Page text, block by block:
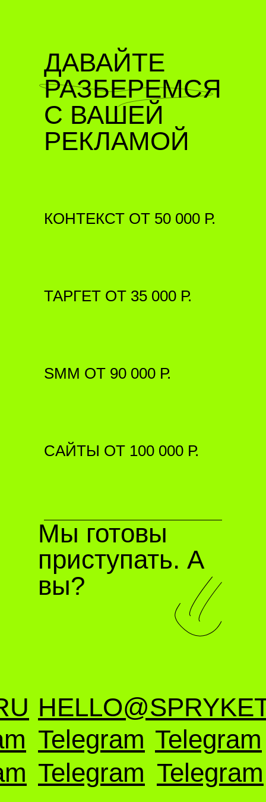
ДАВАЙТЕ
РАЗБЕРЕМСЯ
С ВАШЕЙ
РЕКЛАМОЙ
КОНТЕКСТ ОТ 50 000 Р.
ТАРГЕТ ОТ 35 000 Р.
SMM ОТ 90 000 Р.
CАЙТЫ ОТ 100 000 Р.
Мы готовы
приступать. А
вы?
Telegram
Telegram Telegram
Telegram